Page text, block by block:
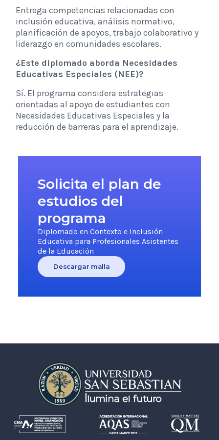
Entrega competencias relacionadas con
inclusión educativa, análisis normativo,
planificación de apoyos, trabajo colaborativo y
liderazgo en comunidades escolares.
¿Este diplomado aborda Necesidades
Educativas Especiales (NEE)?
Sí. El programa considera estrategias
orientadas al apoyo de estudiantes con
Necesidades Educativas Especiales y la
reducción de barreras para el aprendizaje.
Solicita el plan de
estudios del
programa
Diplomado en Contexto e Inclusión
Educativa para Profesionales Asistentes
de la Educación
Descargar malla